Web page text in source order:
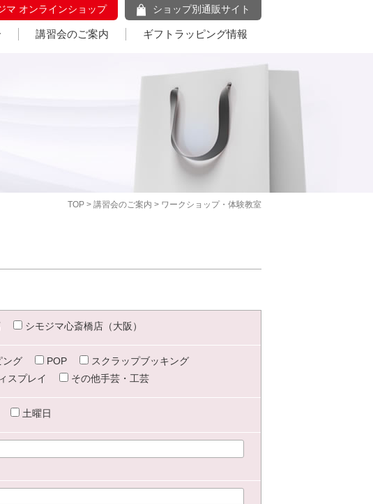
マ オンラインショップ ショップ別通販サイト
講習会のご案内 ギフトラッピング情報
TOP > 講習会のご案内 > ワークショップ・体験教室
シモジマ心斎橋店（大阪）
ング POP
スクラップブッキング
スプレイ その他手芸・工芸
土曜日